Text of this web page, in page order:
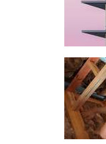
De Rotho Blaas Canada